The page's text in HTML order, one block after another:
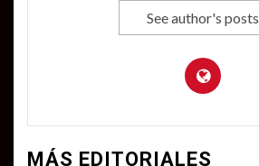
See author's posts
MÁS EDITORIALES